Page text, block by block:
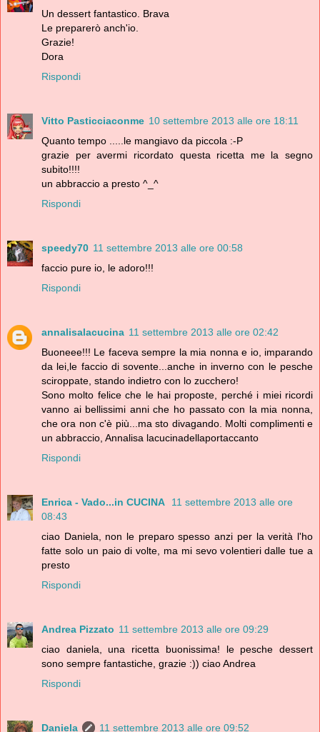
Un dessert fantastico. Brava
Le preparerò anch'io.
Grazie!
Dora
Rispondi
Vitto Pasticciaconme 10 settembre 2013 alle ore 18:11
Quanto tempo .....le mangiavo da piccola :-P
grazie per avermi ricordato questa ricetta me la segno
subito!!!!
un abbraccio a presto ^_^
Rispondi
speedy70 11 settembre 2013 alle ore 00:58
faccio pure io, le adoro!!!
Rispondi
annalisalacucina 11 settembre 2013 alle ore 02:42
Buoneee!!! Le faceva sempre la mia nonna e io, imparando
da lei,le faccio di sovente...anche in inverno con le pesche
sciroppate, stando indietro con lo zucchero!
Sono molto felice che le hai proposte, perché i miei ricordi
vanno ai bellissimi anni che ho passato con la mia nonna,
che ora non c'è più...ma sto divagando. Molti complimenti e
un abbraccio, Annalisa lacucinadellaportaccanto
Rispondi
Enrica - Vado...in CUCINA
11 settembre 2013 alle ore
08:43
ciao Daniela, non le preparo spesso anzi per la verità l'ho
fatte solo un paio di volte, ma mi sevo volentieri dalle tue a
presto
Rispondi
Andrea Pizzato 11 settembre 2013 alle ore 09:29
ciao daniela, una ricetta buonissima! le pesche dessert
sono sempre fantastiche, grazie :)) ciao Andrea
Rispondi
Daniela
11 settembre 2013 alle ore 09:52